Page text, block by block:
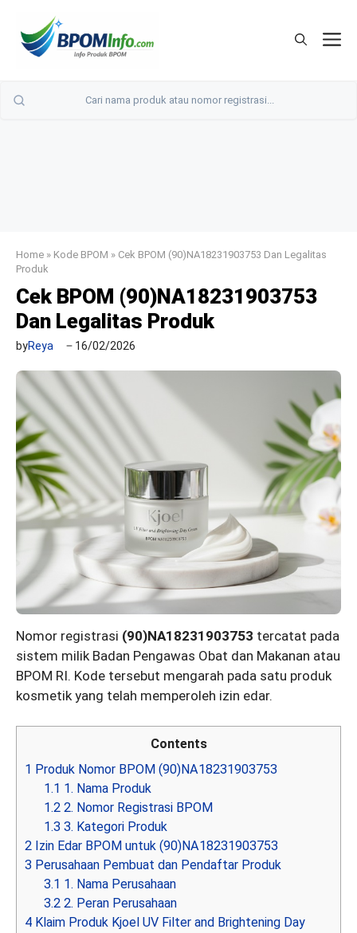
Home » Kode BPOM » Cek BPOM (90)NA18231903753 Dan Legalitas
Produk
Cek BPOM (90)NA18231903753
Dan Legalitas Produk
byReya 16/02/2026
Nomor registrasi (90)NA18231903753 tercatat pada
sistem milik Badan Pengawas Obat dan Makanan atau
BPOM RI. Kode tersebut mengarah pada satu produk
kosmetik yang telah memperoleh izin edar.
Contents
1 Produk Nomor BPOM (90)NA18231903753
1.1 1. Nama Produk
1.2 2. Nomor Registrasi BPOM
1.3 3. Kategori Produk
2 Izin Edar BPOM untuk (90)NA18231903753
3 Perusahaan Pembuat dan Pendaftar Produk
3.1 1. Nama Perusahaan
3.2 2. Peran Perusahaan
4 Klaim Produk Kjoel UV Filter and Brightening Day